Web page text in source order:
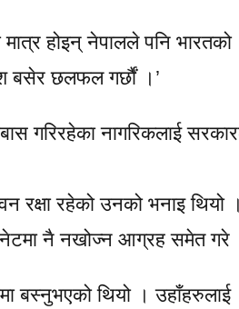
होइन् नेपालले पनि भारतको
बसेर छलफल गर्छौं ।’
गरिरहेका नागरिकलाई
रक्षा रहेको उनको भनाइ थियो ।
नै नखोज्न आग्रह समेत गरे
बस्नुभएको थियो । उहाँहरुलाई